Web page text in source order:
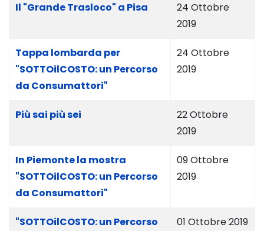
Il "Grande Trasloco" a Pisa
24 Ottobre
2019
Tappa lombarda per
"SOTTOilCOSTO: un Percorso
da Consumattori"
24 Ottobre
2019
Più sai più sei
22 Ottobre
2019
In Piemonte la mostra
"SOTTOilCOSTO: un Percorso
da Consumattori"
09 Ottobre
2019
"SOTTOilCOSTO: un Percorso
01 Ottobre 2019